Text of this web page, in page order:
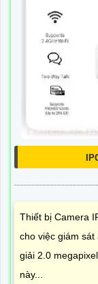
Thiết bị Camera
cho việc giám
giải 2.0
này...